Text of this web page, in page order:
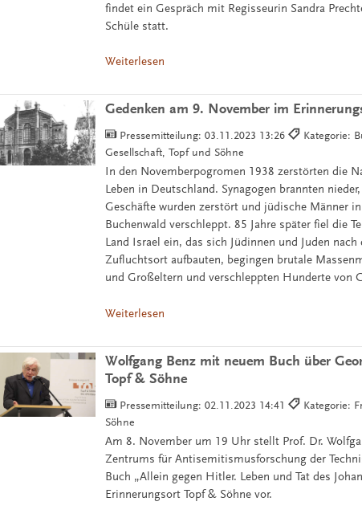
findet ein Gespräch mit Regisseurin Sandra
Schüle statt.
Weiterlesen
Gedenken am 9. November im
Pressemitteilung:03.11.2023 13:26
Kategorie:
Gesellschaft, Topf und Söhne
In den Novemberpogromen 1938 zerstörten die
Leben in Deutschland. Synagogen brannten
Geschäfte wurden zerstört und jüdische Männer
Buchenwald verschleppt. 85 Jahre später fiel die
Land Israel ein, das sich Jüdinnen und Juden nach
Zufluchtsort aufbauten, begingen brutale
und Großeltern und verschleppten Hunderte von
Weiterlesen
Wolfgang Benz mit neuem Buch über
Topf & Söhne
Pressemitteilung:02.11.2023 14:41
Kategorie:
Söhne
Am 8. November um 19 Uhr stellt Prof. Dr.
Zentrums für Antisemitismusforschung der
Buch „Allein gegen Hitler. Leben und Tat des
Erinnerungsort Topf & Söhne vor.